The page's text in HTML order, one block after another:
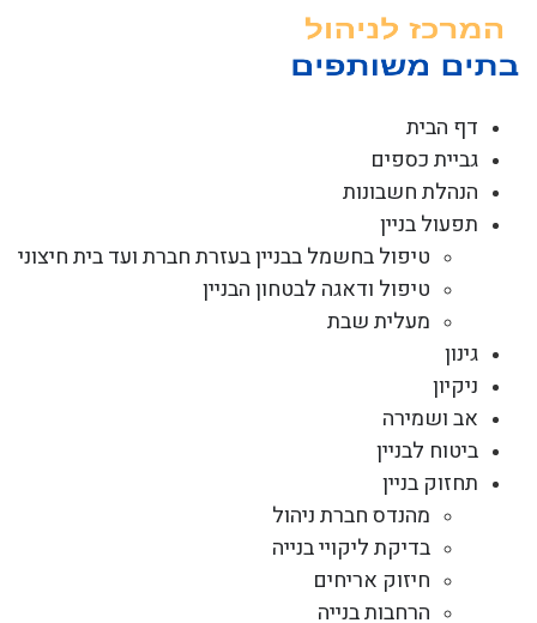
דף הבית
גביית כספים
הנהלת חשבונות
תפעול בניין
טיפול בחשמל בבניין בעזרת חברת ועד בית חיצוני
טיפול ודאגה לבטחון הבניין
מעלית שבת
גינון
ניקיון
אב ושמירה
ביטוח לבניין
תחזוק בניין
מהנדס חברת ניהול
בדיקת ליקויי בנייה
חיזוק אריחים
הרחבות בנייה